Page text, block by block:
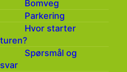
Bomveg
Parkering
Hvor starter
turen?
Spørsmål og
svar
Pris: